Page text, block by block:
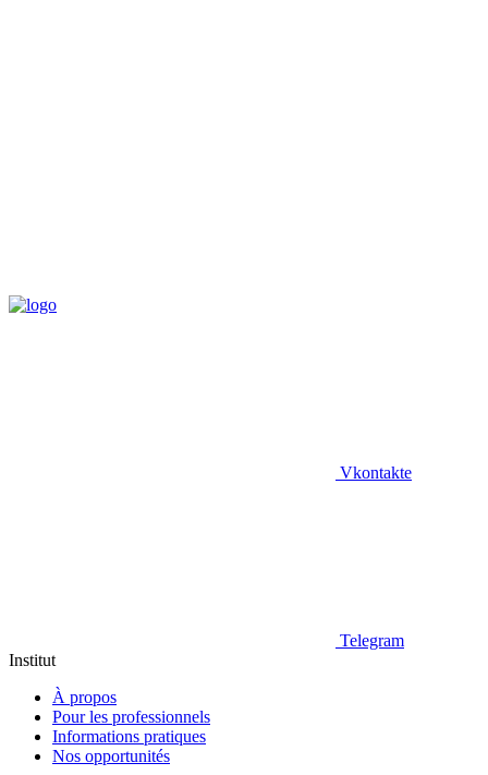
Vkontakte
Telegram
Institut
À propos
Pour les professionnels
Informations pratiques
Nos opportunités